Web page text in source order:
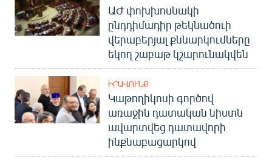
ԱԺ փոխխոսնակի
ընդդիմադիր թեկնածուի
վերաբերյալ քննարկումները
եկող շաբաթ կշարունակվեն
ԻՐԱՎՈՒՆՔ
Կաթողիկոսի գործով
առաջին դատական նիստն
ավարտվեց դատավորի
ինքնաբացարկով